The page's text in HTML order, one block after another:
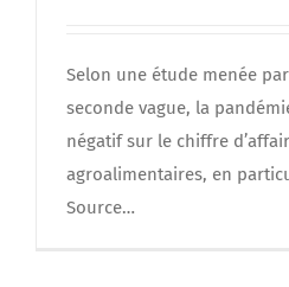
Selon une étude menée
seconde vague, la
négatif sur le chiffre
agroalimentaires, en
Source…